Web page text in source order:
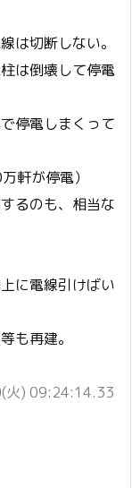
は切断しない。
は倒壊して停電
停電しまくって
軒が停電）
るのも、相当な
に電線引けばい
も再建。
) 09:24:14.33